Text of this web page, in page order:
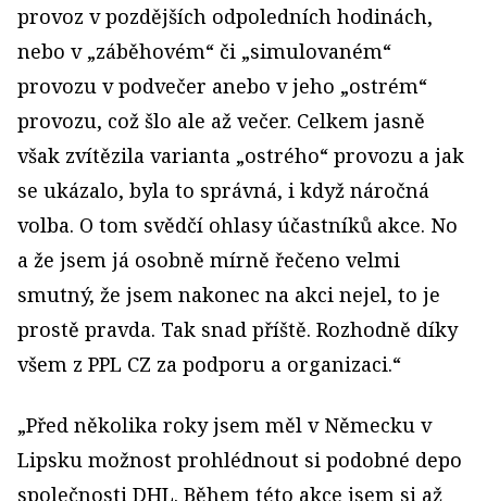
provoz v pozdějších odpoledních hodinách,
nebo v „záběhovém“ či „simulovaném“
provozu v podvečer anebo v jeho „ostrém“
provozu, což šlo ale až večer. Celkem jasně
však zvítězila varianta „ostrého“ provozu a jak
se ukázalo, byla to správná, i když náročná
volba. O tom svědčí ohlasy účastníků akce. No
a že jsem já osobně mírně řečeno velmi
smutný, že jsem nakonec na akci nejel, to je
prostě pravda. Tak snad příště. Rozhodně díky
všem z PPL CZ za podporu a organizaci.“
„Před několika roky jsem měl v Německu v
Lipsku možnost prohlédnout si podobné depo
společnosti DHL. Během této akce jsem si až